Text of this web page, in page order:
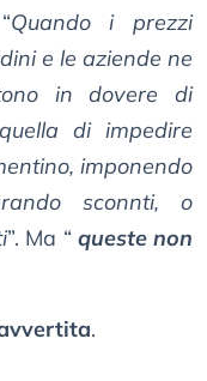
Quando i prezzi
e le aziende ne
in dovere di
di impedire
imponendo
sconnti, o
”. Ma “ queste non
.